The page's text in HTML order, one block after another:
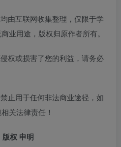
互联网收集整理，仅限于学
业用途，版权归原作者所有。
或损害了您的利益，请务必
用于任何非法商业途径，如
关法律责任！
版权 申明